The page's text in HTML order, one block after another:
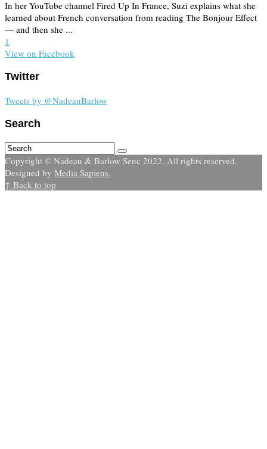
In her YouTube channel Fired Up In France, Suzi explains what she
learned about French conversation from reading The Bonjour Effect
— and then she ...
1
View on Facebook
Twitter
Tweets by @NadeauBarlow
Search
Copyright © Nadeau & Barlow Senc 2022. All rights reserved.
Designed by Media Sapiens.
↑ Back to top